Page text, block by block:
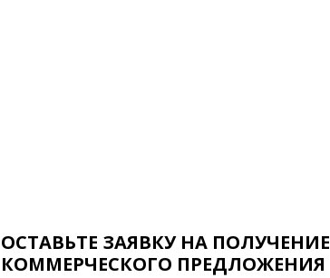
ОСТАВЬТЕ ЗАЯВКУ НА ПОЛУЧЕНИЕ
КОММЕРЧЕСКОГО ПРЕДЛОЖЕНИЯ